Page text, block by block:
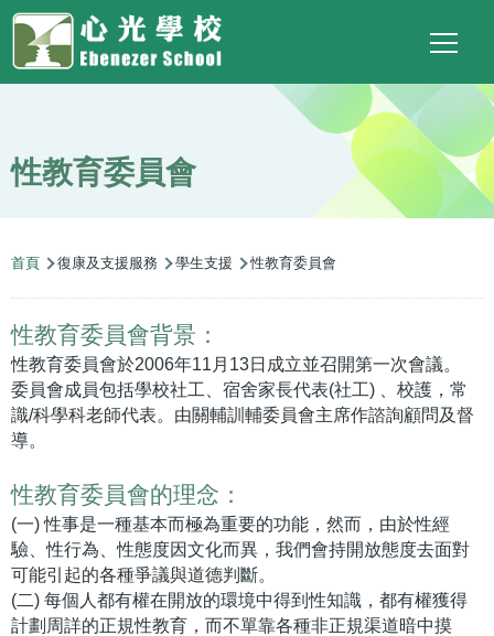
移至主內容
Top
Social
Link
Language
switcher
Main
navigation
性教育委員會
導
連
結
首頁 復康及支援服務 學生支援 性教育委員會
性教育委員會背景：
性教育委員會於2006年11月13日成立並召開第一次會議。
委員會成員包括學校社工、宿舍家長代表(社工) 、校護，常
識/科學科老師代表。由關輔訓輔委員會主席作諮詢顧問及督
導。
性教育委員會的理念：
(一) 性事是一種基本而極為重要的功能，然而，由於性經
驗、性行為、性態度因文化而異，我們會持開放態度去面對
可能引起的各種爭議與道德判斷。
(二) 每個人都有權在開放的環境中得到性知識，都有權獲得
計劃周詳的正規性教育，而不單靠各種非正規渠道暗中摸